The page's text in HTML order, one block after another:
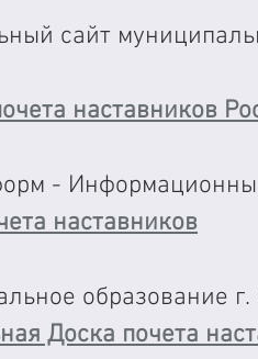
сайт
наставников
-
наставников
образование
Доска почета